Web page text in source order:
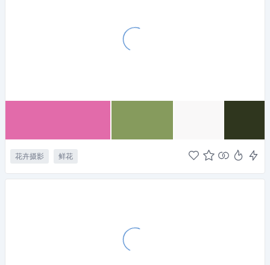
花卉摄影 鲜花